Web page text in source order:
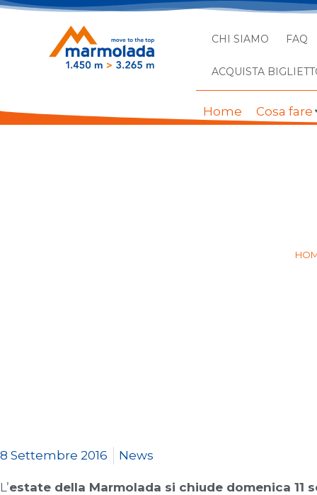
CHI SIAMO FAQ
ACQUISTA
Home Cosa fare
8 Settembre 2016 News
L’estate della Marmolada si chiude domenica 11